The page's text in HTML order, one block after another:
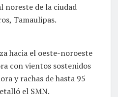
noreste de la ciudad
Tamaulipas.
hacia el oeste-noroeste
con vientos sostenidos
y rachas de hasta 95
el SMN.